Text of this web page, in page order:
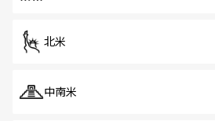
北米
中南米